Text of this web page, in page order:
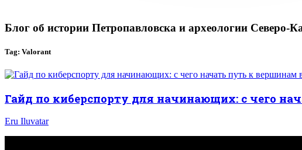
Блог об истории Петропавловска и археологии Северо-
Tag: Valorant
Гайд по киберспорту для начинающих: с чего
Eru Iluvatar